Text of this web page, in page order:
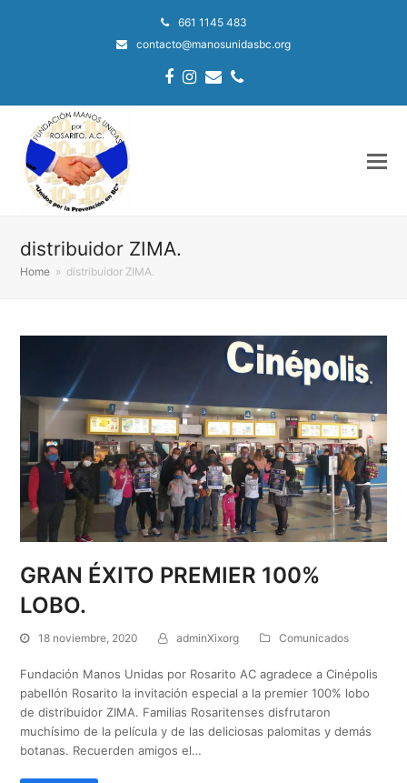
661 1145 483
contacto@manosunidasbc.org
Facebook
Instagram
EmailPhone
distribuidor ZIMA.
Home » distribuidor ZIMA.
GRAN ÉXITO PREMIER 100%
LOBO.
18 noviembre, 2020 adminXixorg Comunicados
Fundación Manos Unidas por Rosarito AC agradece a Cinépolis
pabellón Rosarito la invitación especial a la premier 100% lobo
de distribuidor ZIMA. Familias Rosaritenses disfrutaron
muchísimo de la película y de las deliciosas palomitas y demás
botanas. Recuerden amigos el…